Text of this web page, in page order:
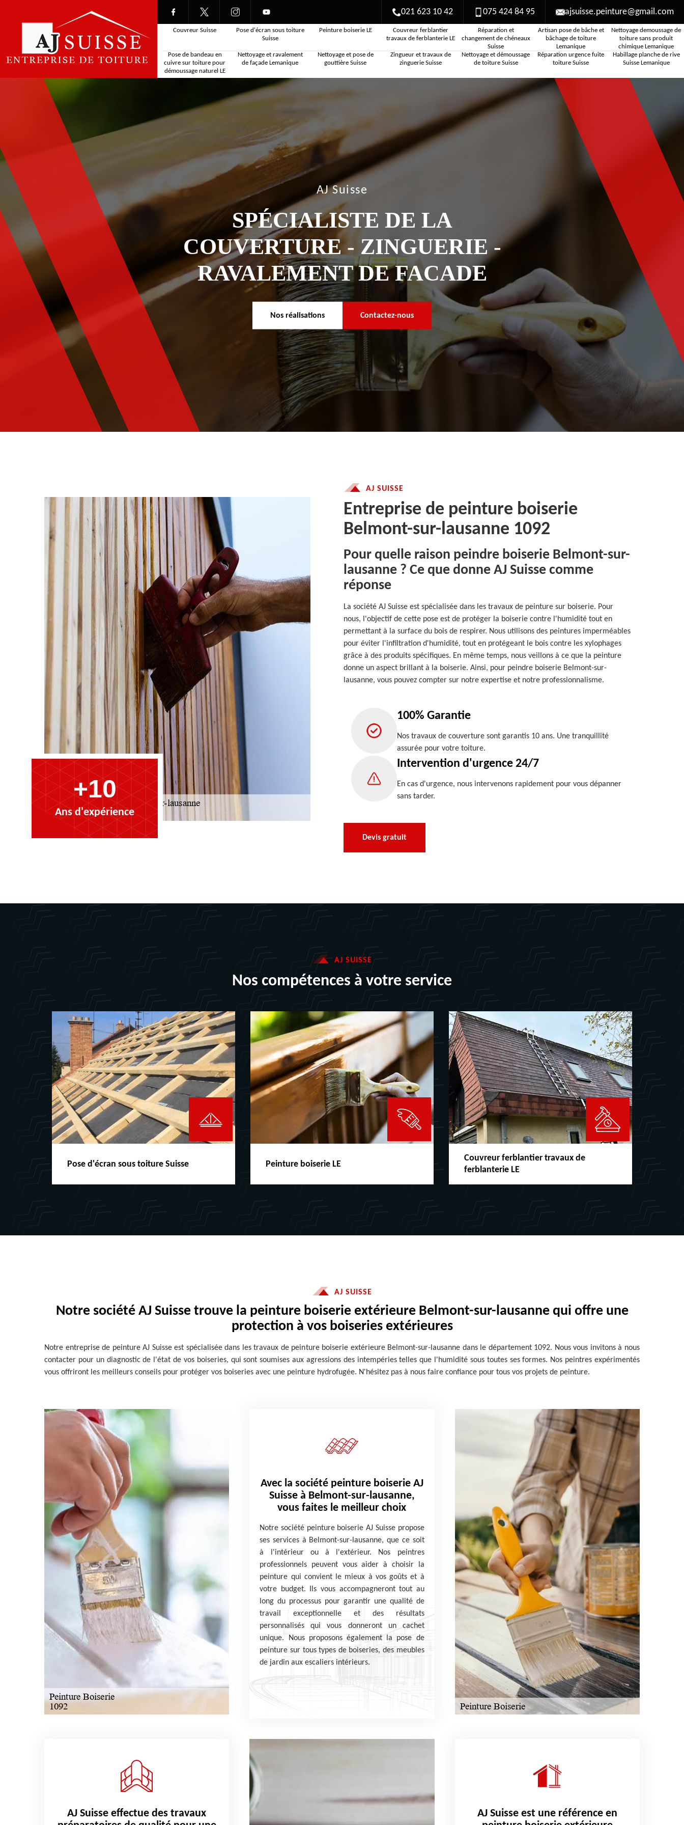
021 623 10 42 075 424 84 95 ajsuisse.peinture@gmail.com
Couvreur Suisse
Pose d'écran sous toiture
Suisse
Peinture boiserie LE
Couvreur ferblantier
travaux de ferblanterie LE
Réparation et
changement de chéneaux
Suisse
Artisan pose de bâche et
bâchage de toiture
Lemanique
Nettoyage demoussage de
toiture sans produit
chimique Lemanique
Pose de bandeau en
cuivre sur toiture pour
démoussage naturel LE
Nettoyage et ravalement
de façade Lemanique
Nettoyage et pose de
gouttière Suisse
Zingueur et travaux de
zinguerie Suisse
Nettoyage et démoussage
de toiture Suisse
Réparation urgence fuite
toiture Suisse
Habillage planche de rive
Suisse Lemanique
AJ Suisse
SPÉCIALISTE DE LA
COUVERTURE - ZINGUERIE -
RAVALEMENT DE FACADE
Nos réalisations Contactez-nous
+10
Ans d'expérience
AJ SUISSE
Entreprise de peinture boiserie
Belmont-sur-lausanne 1092
Pour quelle raison peindre boiserie Belmont-sur-
lausanne ? Ce que donne AJ Suisse comme
réponse
La société AJ Suisse est spécialisée dans les travaux de peinture sur boiserie. Pour
nous, l'objectif de cette pose est de protéger la boiserie contre l'humidité tout en
permettant à la surface du bois de respirer. Nous utilisons des peintures imperméables
pour éviter l'infiltration d'humidité, tout en protégeant le bois contre les xylophages
grâce à des produits spécifiques. En même temps, nous veillons à ce que la peinture
donne un aspect brillant à la boiserie. Ainsi, pour peindre boiserie Belmont-sur-
lausanne, vous pouvez compter sur notre expertise et notre professionnalisme.
100% Garantie
Nos travaux de couverture sont garantis 10 ans. Une tranquillité
assurée pour votre toiture.
Intervention d'urgence 24/7
En cas d'urgence, nous intervenons rapidement pour vous dépanner
sans tarder.
Devis gratuit
AJ SUISSE
Nos compétences à votre service
Pose d'écran sous toiture Suisse Peinture boiserie LE
Couvreur ferblantier travaux de
ferblanterie LE
AJ SUISSE
Notre société AJ Suisse trouve la peinture boiserie extérieure Belmont-sur-lausanne qui offre une
protection à vos boiseries extérieures
Notre entreprise de peinture AJ Suisse est spécialisée dans les travaux de peinture boiserie extérieure Belmont-sur-lausanne dans le département 1092. Nous vous invitons à nous
contacter pour un diagnostic de l'état de vos boiseries, qui sont soumises aux agressions des intempéries telles que l'humidité sous toutes ses formes. Nos peintres expérimentés
vous offriront les meilleurs conseils pour protéger vos boiseries avec une peinture hydrofugée. N'hésitez pas à nous faire confiance pour tous vos projets de peinture.
Avec la société peinture boiserie AJ
Suisse à Belmont-sur-lausanne,
vous faites le meilleur choix
Notre société peinture boiserie AJ Suisse propose
ses services à Belmont-sur-lausanne, que ce soit
à l'intérieur ou à l'extérieur. Nos peintres
professionnels peuvent vous aider à choisir la
peinture qui convient le mieux à vos goûts et à
votre budget. Ils vous accompagneront tout au
long du processus pour garantir une qualité de
travail exceptionnelle et des résultats
personnalisés qui vous donneront un cachet
unique. Nous proposons également la pose de
peinture sur tous types de boiseries, des meubles
de jardin aux escaliers intérieurs.
AJ Suisse effectue des travaux
AJ Suisse est une référence en